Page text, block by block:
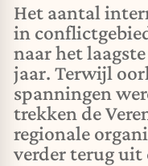
Het aantal
in
naar het
jaar. Terwijl
spanningen
trekken de
regionale
verder terug uit